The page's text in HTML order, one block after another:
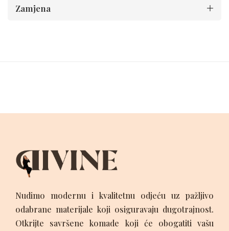
Zamjena
Nudimo modernu i kvalitetnu odjeću uz pažljivo
odabrane materijale koji osiguravaju dugotrajnost.
Otkrijte savršene komade koji će obogatiti vašu